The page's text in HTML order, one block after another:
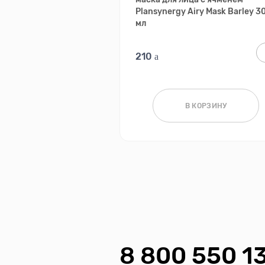
Plansynergy Airy Mask Barley
мл
210
В КОРЗИНУ
8 800 550